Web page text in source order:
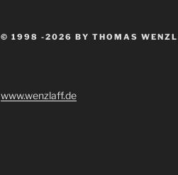
© 1998 -2026 BY THOMAS
www.wenzlaff.de